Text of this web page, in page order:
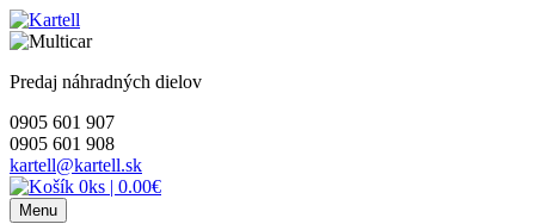
Skip
to
Predaj náhradných dielov
0905 601 907
0905 601 908
kartell@kartell.sk
0ks | 0.00€
Menu